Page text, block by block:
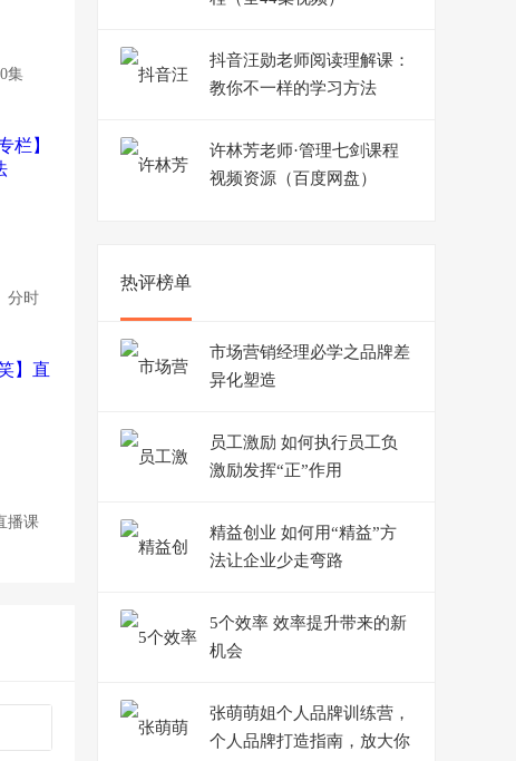
集
分时
播课
抖音汪勋老师阅读理解课：
教你不一样的学习方法
许林芳老师·管理七剑课程
视频资源（百度网盘）
热评榜单
市场营销经理必学之品牌差
异化塑造
员工激励 如何执行员工负
激励发挥“正”作用
精益创业 如何用“精益”方
法让企业少走弯路
5个效率 效率提升带来的新
机会
张萌萌姐个人品牌训练营，
个人品牌打造指南，放大你